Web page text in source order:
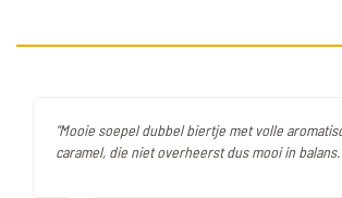
"Mooie soepel dubbel biertje met volle
caramel, die niet overheerst dus mooi in balans.